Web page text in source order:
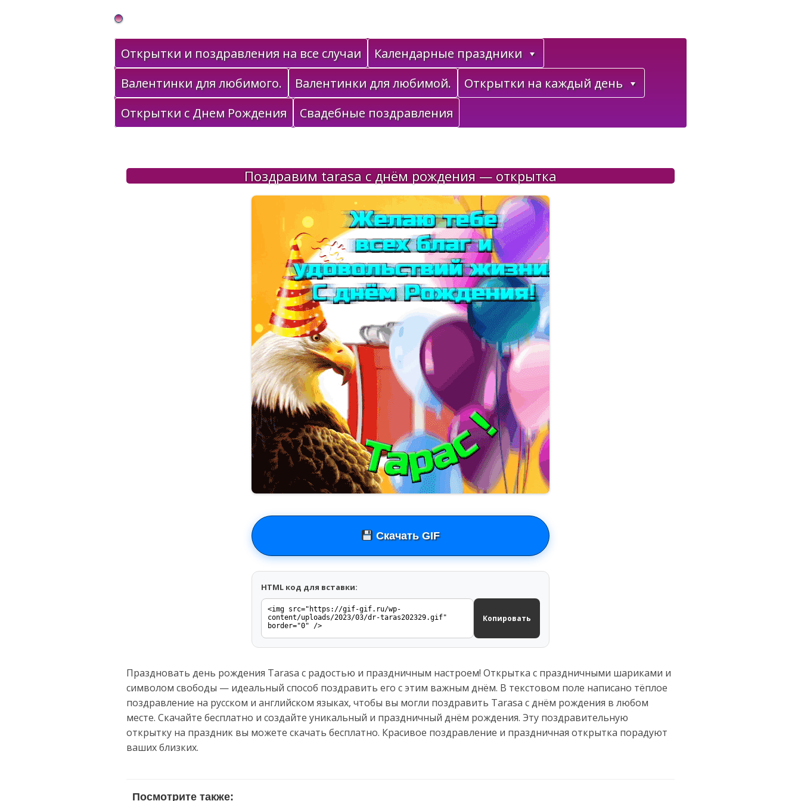
Gif Открытки в подарок
Открытки и поздравления на все случаи
Календарные праздники
Валентинки для любимого.
Валентинки для любимой.
Открытки на каждый день
Открытки с Днем Рождения
Свадебные поздравления
Поздравим tarasa с днём рождения — открытка
Скачать GIF
HTML код для вставки:
Копировать
Праздновать день рождения Tarasa с радостью и праздничным настроем! Открытка с праздничными шариками и
символом свободы — идеальный способ поздравить его с этим важным днём. В текстовом поле написано тёплое
поздравление на русском и английском языках, чтобы вы могли поздравить Tarasa с днём рождения в любом
месте. Скачайте бесплатно и создайте уникальный и праздничный днём рождения. Эту поздравительную
открытку на праздник вы можете скачать бесплатно. Красивое поздравление и праздничная открытка порадуют
ваших близких.
Посмотрите также: